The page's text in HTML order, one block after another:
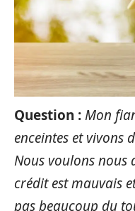
Question :Mon
enceintes et vivons
Nous voulons nous
crédit est mauvais
pas beaucoup du